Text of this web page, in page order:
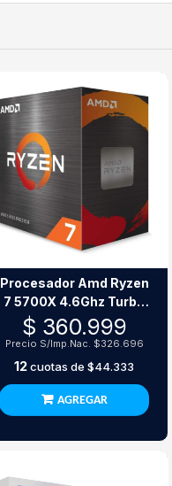
Procesador Amd Ryzen
7 5700X 4.6Ghz Turbo
Am4 8 Núcleos 16 Hilos
Sin Gráficos
$ 360.999
Precio S/Imp.Nac. $326.696
12cuotas de $44.333
AGREGAR